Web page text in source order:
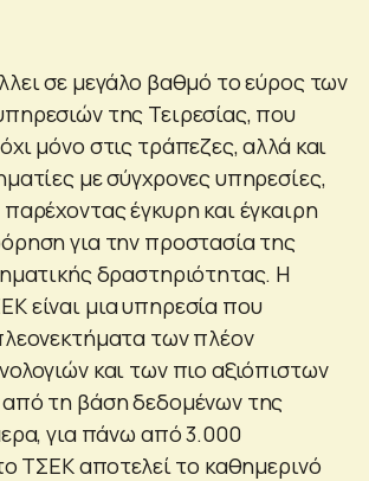
σε μεγάλο βαθμό το εύρος των
της Τειρεσίας, που
μόνο στις τράπεζες, αλλά και
με σύγχρονες υπηρεσίες,
παρέχοντας έγκυρη και έγκαιρη
για την προστασία της
δραστηριότητας. Η
είναι μια υπηρεσία που
των πλέον
και των πιο αξιόπιστων
τη βάση δεδομένων της
για πάνω από 3.000
ΤΣΕΚ αποτελεί το καθημερινό